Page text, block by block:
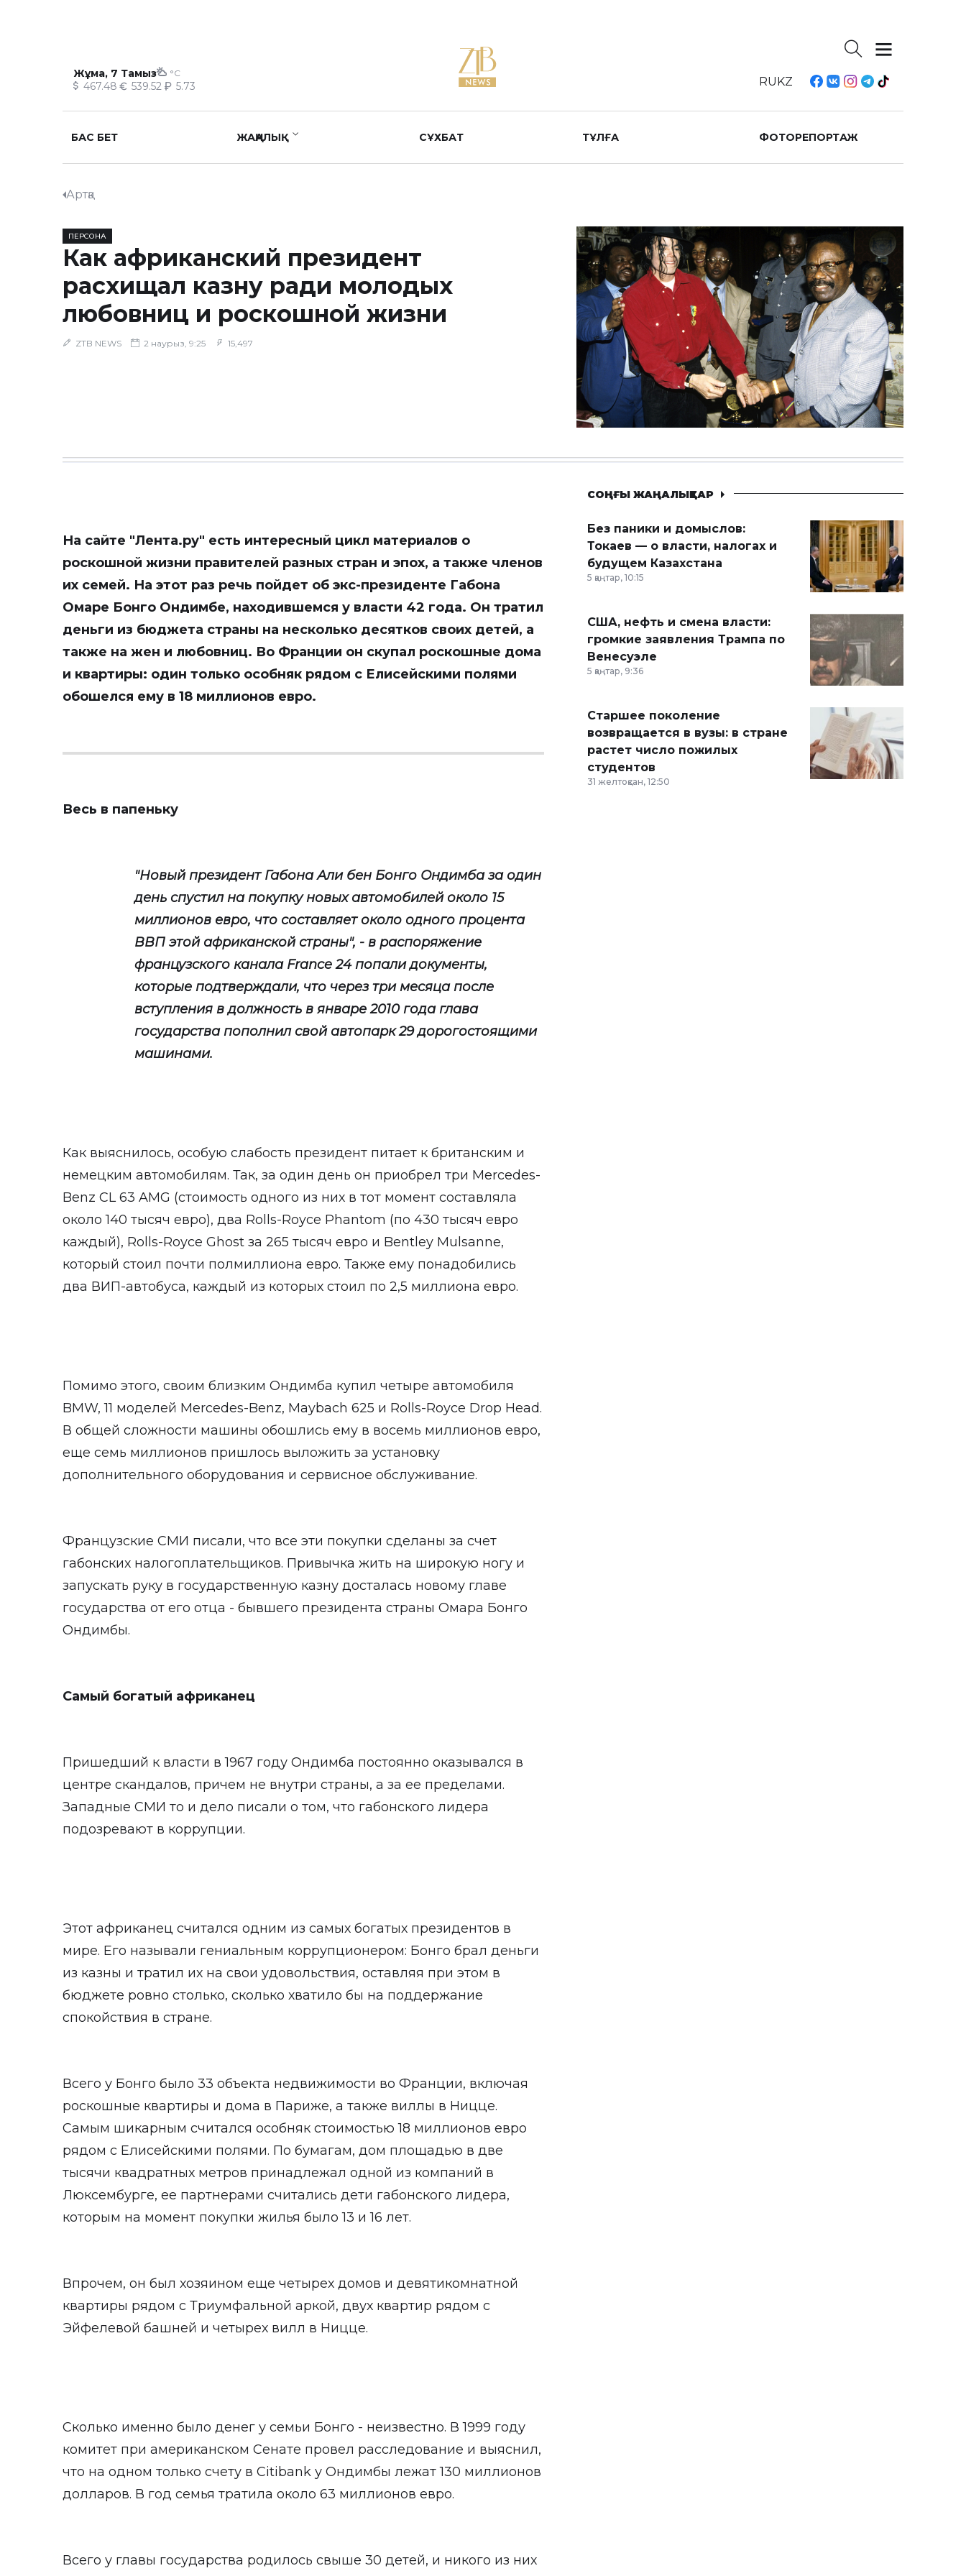
Жұма, 7 Тамыз °C
467.48 539.52 5.73 RUKZ
БАС БЕТ ЖАҢАЛЫҚ СҰХБАТ ТҰЛҒА ФОТОРЕПОРТАЖ
Артқа
ПЕРСОНА
Как африканский президент
расхищал казну ради молодых
любовниц и роскошной жизни
ZTB NEWS 2 наурыз, 9:25 15,497
На сайте "Лента.ру" есть интересный цикл материалов о
роскошной жизни правителей разных стран и эпох, а также членов
их семей. На этот раз речь пойдет об экс-президенте Габона
Омаре Бонго Ондимбе, находившемся у власти 42 года. Он тратил
деньги из бюджета страны на несколько десятков своих детей, а
также на жен и любовниц. Во Франции он скупал роскошные дома
и квартиры: один только особняк рядом с Елисейскими полями
обошелся ему в 18 миллионов евро.
Весь в папеньку
"Новый президент Габона Али бен Бонго Ондимба за один
день спустил на покупку новых автомобилей около 15
миллионов евро, что составляет около одного процента
ВВП этой африканской страны", - в распоряжение
французского канала France 24 попали документы,
которые подтверждали, что через три месяца после
вступления в должность в январе 2010 года глава
государства пополнил свой автопарк 29 дорогостоящими
машинами.
Как выяснилось, особую слабость президент питает к британским и
немецким автомобилям. Так, за один день он приобрел три Mercedes-
Benz CL 63 AMG (стоимость одного из них в тот момент составляла
около 140 тысяч евро), два Rolls-Royce Phantom (по 430 тысяч евро
каждый), Rolls-Royce Ghost за 265 тысяч евро и Bentley Mulsanne,
который стоил почти полмиллиона евро. Также ему понадобились
два ВИП-автобуса, каждый из которых стоил по 2,5 миллиона евро.
Помимо этого, своим близким Ондимба купил четыре автомобиля
BMW, 11 моделей Mercedes-Benz, Maybach 625 и Rolls-Royce Drop Head.
В общей сложности машины обошлись ему в восемь миллионов евро,
еще семь миллионов пришлось выложить за установку
дополнительного оборудования и сервисное обслуживание.
Французские СМИ писали, что все эти покупки сделаны за счет
габонских налогоплательщиков. Привычка жить на широкую ногу и
запускать руку в государственную казну досталась новому главе
государства от его отца - бывшего президента страны Омара Бонго
Ондимбы.
Самый богатый африканец
Пришедший к власти в 1967 году Ондимба постоянно оказывался в
центре скандалов, причем не внутри страны, а за ее пределами.
Западные СМИ то и дело писали о том, что габонского лидера
подозревают в коррупции.
Этот африканец считался одним из самых богатых президентов в
мире. Его называли гениальным коррупционером: Бонго брал деньги
из казны и тратил их на свои удовольствия, оставляя при этом в
бюджете ровно столько, сколько хватило бы на поддержание
спокойствия в стране.
Всего у Бонго было 33 объекта недвижимости во Франции, включая
роскошные квартиры и дома в Париже, а также виллы в Ницце.
Самым шикарным считался особняк стоимостью 18 миллионов евро
рядом с Елисейскими полями. По бумагам, дом площадью в две
тысячи квадратных метров принадлежал одной из компаний в
Люксембурге, ее партнерами считались дети габонского лидера,
которым на момент покупки жилья было 13 и 16 лет.
Впрочем, он был хозяином еще четырех домов и девятикомнатной
квартиры рядом с Триумфальной аркой, двух квартир рядом с
Эйфелевой башней и четырех вилл в Ницце.
Сколько именно было денег у семьи Бонго - неизвестно. В 1999 году
комитет при американском Сенате провел расследование и выяснил,
что на одном только счету в Citibank у Ондимбы лежат 130 миллионов
долларов. В год семья тратила около 63 миллионов евро.
Всего у главы государства родилось свыше 30 детей, и никого из них
СОҢҒЫ ЖАҢАЛЫҚТАР
Без паники и домыслов:
Токаев — о власти, налогах и
будущем Казахстана
5 қаңтар, 10:15
США, нефть и смена власти:
громкие заявления Трампа по
Венесуэле
5 қаңтар, 9:36
Старшее поколение
возвращается в вузы: в стране
растет число пожилых
студентов
31 желтоқсан, 12:50